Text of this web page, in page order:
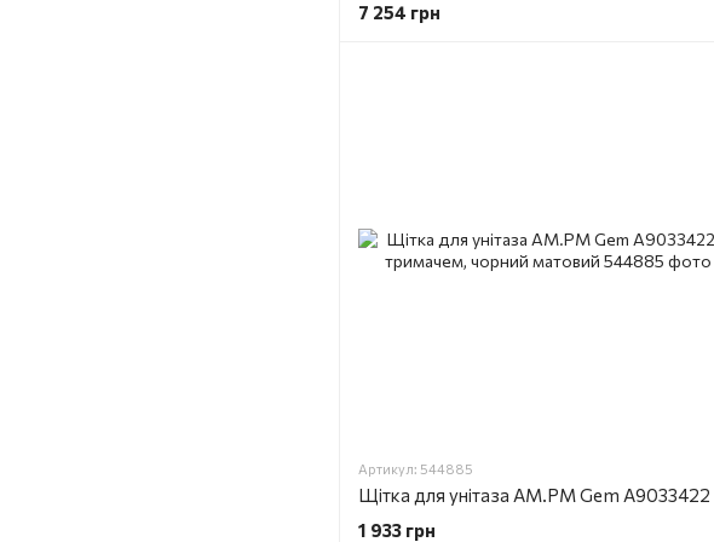
7 254 грн
Артикул: 544885
1 933 грн